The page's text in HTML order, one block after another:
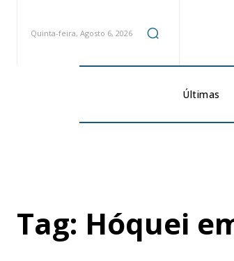
Quinta-feira, Agosto 6, 2026
Últimas
Tag: Hóquei